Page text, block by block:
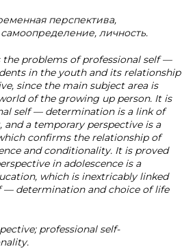
перспектива,
личность.
the problems of professional self —
in the youth and its relationship
since the main subject area is
of the growing up person. It is
self — determination is a link of
a temporary perspective is a
confirms the relationship of
and conditionality. It is proved
in adolescence is a
which is inextricably linked
— determination and choice of life
professional self-